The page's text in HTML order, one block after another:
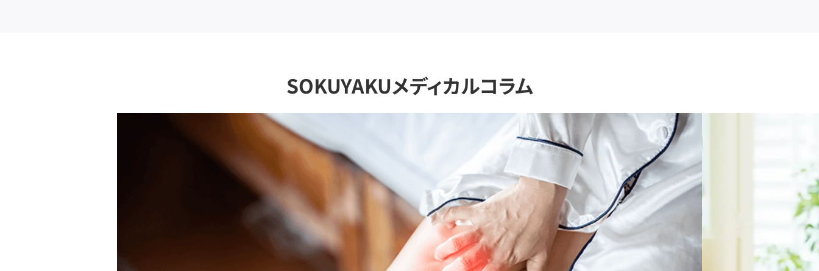
SOKUYAKUメディカルコラム